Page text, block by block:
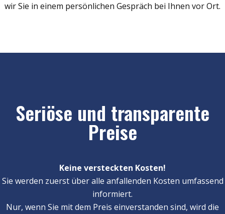
wir Sie in einem persönlichen Gespräch bei Ihnen vor Ort.
Seriöse und transparente
Preise
Keine versteckten Kosten!
Sie werden zuerst über alle anfallenden Kosten umfassend
informiert.
Nur, wenn Sie mit dem Preis einverstanden sind, wird die